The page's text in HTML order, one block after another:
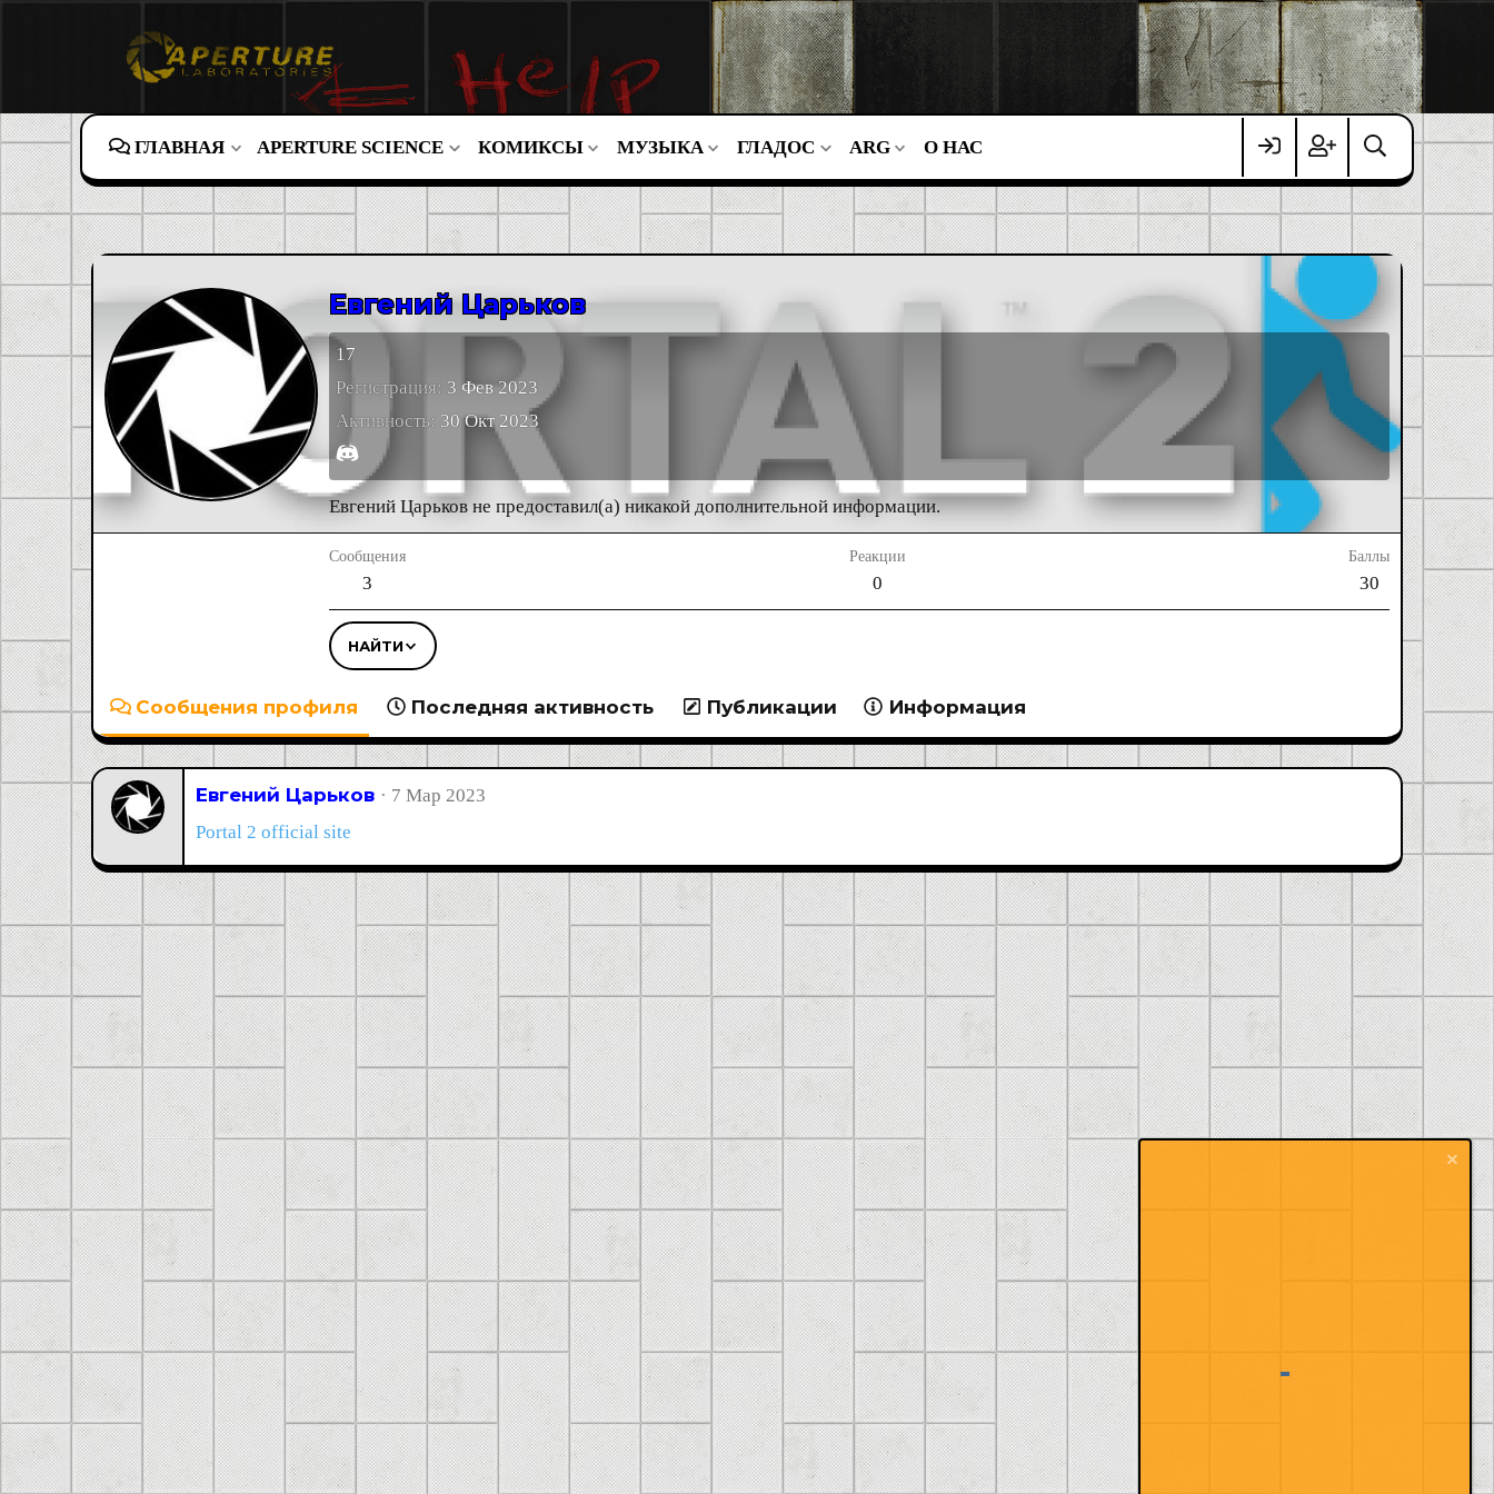
ГЛАВНАЯ APERTURE SCIENCE КОМИКСЫ МУЗЫКА ГЛАДОС ARG О НАС
Евгений Царьков
17
Регистрация 3 Фев 2023
Активность 30 Окт 2023
Евгений Царьков не предоставил(а) никакой дополнительной информации.
Сообщения
3
Реакции
0
Баллы
30
НАЙТИ
Сообщения профиля Последняя активность Публикации Информация
Евгений Царьков
7 Мар 2023
Portal 2 official site